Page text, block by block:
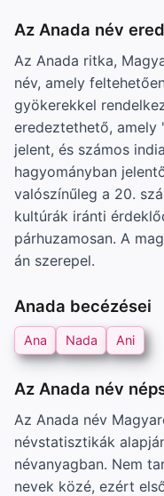
Az Anada név
Az Anada ritka,
név, amely
gyökerekkel
eredeztethető,
jelent, és számos
hagyományban
valószínűleg a 20.
kultúrák iránti
párhuzamosan. A
án szerepel.
Anada becézései
Ana Nada Ani
Az Anada név
Az Anada név
névstatisztikák
névanyagban. Nem
nevek közé, ezért